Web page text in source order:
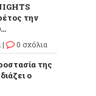
την
| 0 σχόλια
της
ο